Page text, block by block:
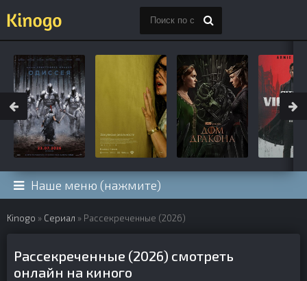
Наше меню (нажмите)
Kinogo » Сериал » Рассекреченные (2026)
Рассекреченные (2026) смотреть
онлайн на киного